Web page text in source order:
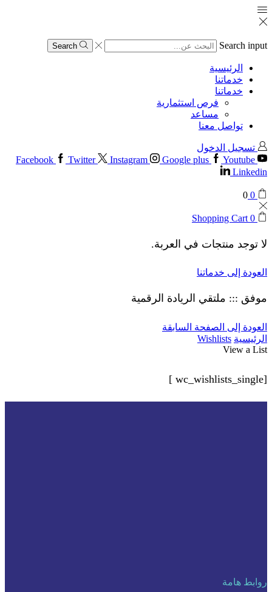
Search input
Search
الرئيسية
خدماتنا
خدماتنا
فرص استثمارية
مساعد
تواصل معنا
تسجيل الدخول
Facebook
Twitter Instagram Google plus
Youtube
Linkedin
0
0
0
Shopping Cart
لا توجد منتجات في العربة.
العودة إلى خدماتنا
موفق ::: ملتقي الريادة الرقمية
العودة إلى الصفحة السابقة
الرئيسية Wishlists
View a List
[wc_wishlists_single ]
روابط هامة